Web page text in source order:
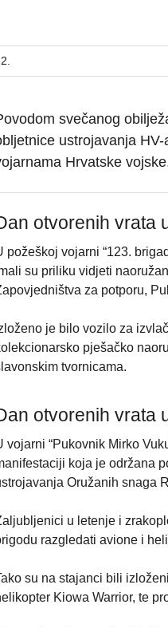
svečanog
ustrojavanja
Hrvatske
otvorenih vrata
požeškoj vojarni “123.
su priliku vidjeti
za potporu,
je bilo vozilo za
pješačko
tvornicama.
otvorenih vrata
vojarni “Pukovnik Mirko
koja je održana
Oružanih snaga
u letenje i
razgledati avione i
su na stajanci bili
Kiowa Warrior, te